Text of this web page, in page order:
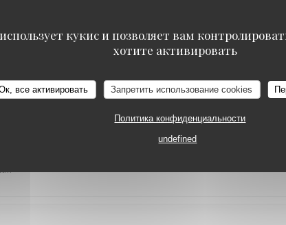
кукис и позволяет вам
хотите активировать
все активировать Запретить использование cookies
Политика конфиденциальности
undefined
de la sono et malgré nos demandes, le son est demeuré très
contradictoires entre le lieu charmant et l'ambiance. Le
АТМОСФЕРА: 4/5 МЕНЮ: 2/5 ЦЕНА /